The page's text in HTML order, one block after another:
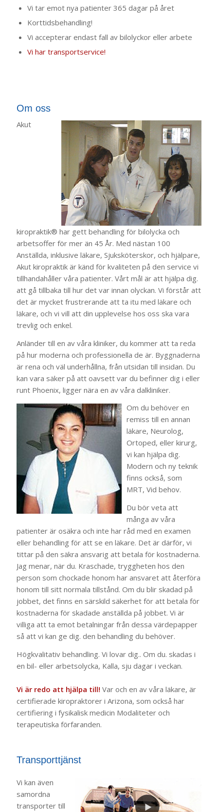
Vi tar emot nya patienter 365 dagar på året
Korttidsbehandling!
Vi accepterar endast fall av bilolyckor eller arbete
Vi har transportservice!
Om oss
Akut
kiropraktik® har gett behandling för bilolycka och
arbetsoffer för mer än 45 År. Med nästan 100
Anställda, inklusive läkare, Sjuksköterskor, och hjälpare,
Akut kiropraktik är känd för kvaliteten på den service vi
tillhandahåller våra patienter. Vårt mål är att hjälpa dig.
att gå tillbaka till hur det var innan olyckan. Vi förstår att
det är mycket frustrerande att ta itu med läkare och
läkare, och vi vill att din upplevelse hos oss ska vara
trevlig och enkel.
Anländer till en av våra kliniker, du kommer att ta reda
på hur moderna och professionella de är. Byggnaderna
är rena och väl underhållna, från utsidan till insidan. Du
kan vara säker på att oavsett var du befinner dig i eller
runt Phoenix, ligger nära en av våra dalkliniker.
Om du behöver en
remiss till en annan
läkare, Neurolog,
Ortoped, eller kirurg,
vi kan hjälpa dig.
Modern och ny teknik
finns också, som
MRT, Vid behov.
Du bör veta att
många av våra
patienter är osäkra och inte har råd med en examen
eller behandling för att se en läkare. Det är därför, vi
tittar på den säkra ansvarig att betala för kostnaderna.
Jag menar, när du. Kraschade, tryggheten hos den
person som chockade honom har ansvaret att återföra
honom till sitt normala tillstånd. Om du blir skadad på
jobbet, det finns en särskild säkerhet för att betala för
kostnaderna för skadade anställda på jobbet. Vi är
villiga att ta emot betalningar från dessa värdepapper
så att vi kan ge dig. den behandling du behöver.
Högkvalitativ behandling. Vi lovar dig.. Om du. skadas i
en bil- eller arbetsolycka, Kalla, sju dagar i veckan.
Vi är redo att hjälpa till! Var och en av våra läkare, är
certifierade kiropraktorer i Arizona, som också har
certifiering i fysikalisk medicin Modaliteter och
terapeutiska förfaranden.
Transporttjänst
Vi kan även
samordna
transporter till